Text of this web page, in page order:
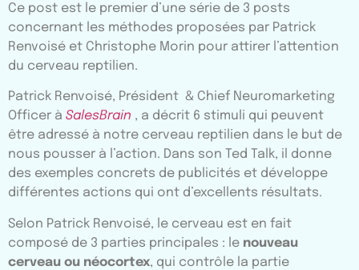
Ce post est le premier d’une série de 3 posts
concernant les méthodes proposées par Patrick
Renvoisé et Christophe Morin pour attirer l’attention
du cerveau reptilien.
Patrick Renvoisé, Président & Chief Neuromarketing
Officer à SalesBrain , a décrit 6 stimuli qui peuvent
être adressé à notre cerveau reptilien dans le but de
nous pousser à l’action. Dans son Ted Talk, il donne
des exemples concrets de publicités et développe
différentes actions qui ont d’excellents résultats.
Selon Patrick Renvoisé, le cerveau est en fait
composé de 3 parties principales : le nouveau
cerveau ou néocortex, qui contrôle la partie